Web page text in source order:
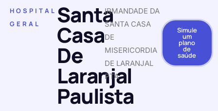
HOSPITAL
GERAL
Santa
Casa
De
Laranjal
Paulista
IRMANDADE DA
SANTA CASA
DE
MISERICORDIA
DE LARANJAL
PTA
Simule
um
plano
de
saúde